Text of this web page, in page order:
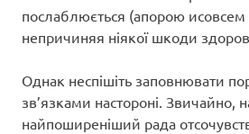
послаблюється (апорою исовсем
непричиняя ніякої шкоди
Однак неспішіть заповнювати
зв’язками настороні. Звичайно,
найпоширеніший рада